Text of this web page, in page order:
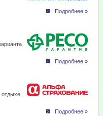
Подробнее »
Подробнее »
Подробнее »